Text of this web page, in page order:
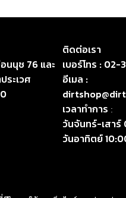
นนุช 76 และ
ระเวศ
ติดต่อเรา
เบอร์โทร : 02-
อีเมล :
เวลาทำการ :
วันจันทร์-เสา
วันอาทิตย์